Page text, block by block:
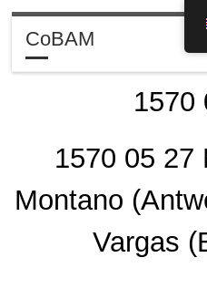
CoBAM
1570
1570 05 27
Montano
Vargas